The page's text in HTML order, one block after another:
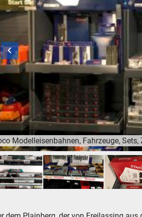
Modelleisenbahnen, Fahrzeuge, Sets,
Modelleisenbahnen, Fahrzeuge, Sets,
5 6 7